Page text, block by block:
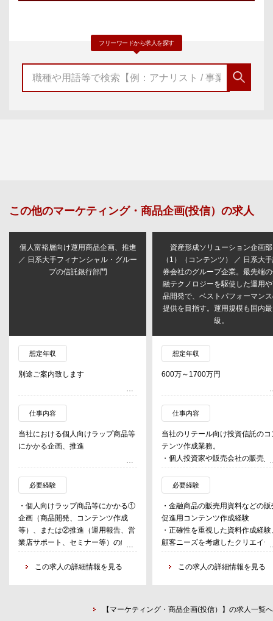
フリーワードから求人を探す
この他のマーケティング・商品企画(投信） の求人
個人富裕層向け運用商品企画、推進
／ 日系大手フィナンシャル・グルー
プの信託銀行部門
想定年収
別途ご案内致します
仕事内容
当社における個人向けラップ商品等
にかかる企画、推進
必要経験
・個人向けラップ商品等にかかる①
企画（商品開発、コンテンツ作成
等）、または②推進（運用報告、営
業店サポート、セミナー等）の経験
を有する方。資産運用の知見を持ち
ながら営業目線での企画推進力のあ
個人顧客対応業務、運用業務の経
この求人の詳細情報を見る
資産形成ソリューション企画部
（1）（コンテンツ） ／ 日系大
券会社のグループ企業。最先端
融テクノロジーを駆使した運用
品開発で、ベストパフォーマン
提供を目指す。運用規模も国内
級。
想定年収
600万～1700万円
仕事内容
当社のリテール向け投資信託のコ
テンツ作成業務。
・個人投資家や販売会社の販売員
けの投資信託の販売用資料や各種
ーケティング資料の作成を担当す
る。
・紙媒体のオフライン・コンテン
の作成が中心となり、個人投資家
わかりやすく訴求力の高いコンテ
ツの作成が求められる。
ィー等を確認・点検し、当社のリ
る。
必要経験
・金融商品の販売用資料などの販
促進用コンテンツ作成経験
・正確性を重視した資料作成経験
顧客ニーズを考慮したクリエイテ
ブな業務経験・実績。
この求人の詳細情報を見る
【マーケティング・商品企画(投信）】の求人一覧へ